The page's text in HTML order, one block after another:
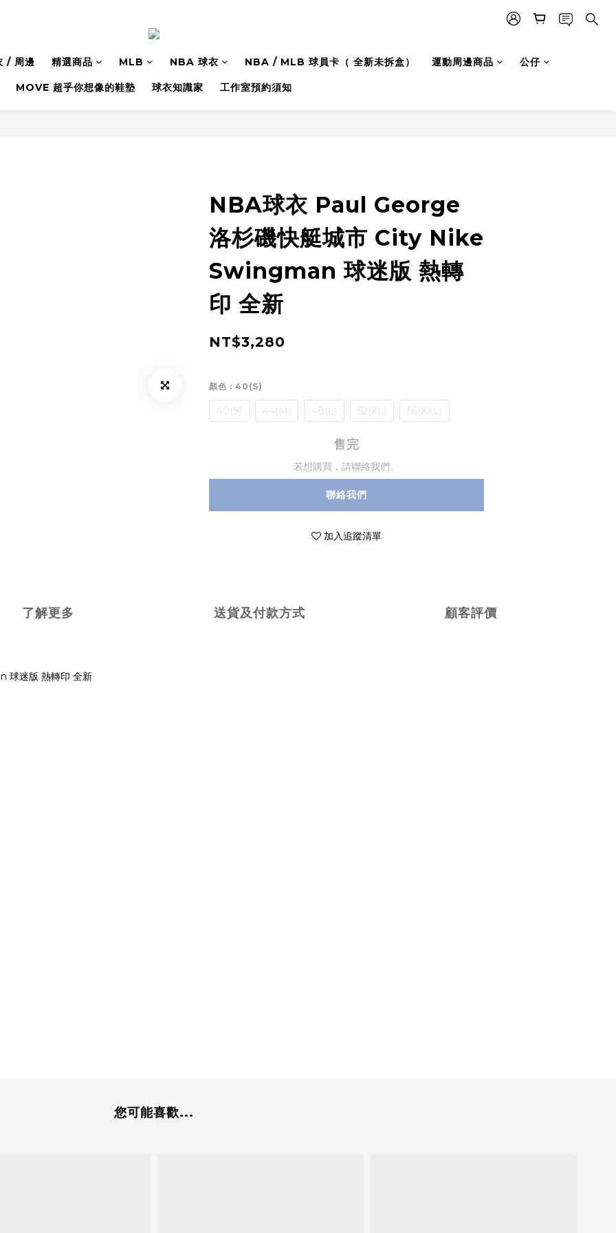
/ 周邊 精選商品 MLB NBA 球衣 NBA / MLB 球員卡（ 全新未拆盒） 運動周邊商品 公仔
MOVE 超乎你想像的鞋墊 球衣知識家 工作室預約須知
NBA球衣 Paul George
洛杉磯快艇城市 City Nike
Swingman 球迷版 熱轉
印 全新
NT$3,280
顏色 : 40(S)
40(S) 44(M) 48(L) 52(XL) 56(XXL)
售完
若想購買，請聯絡我們。
聯絡我們
加入追蹤清單
了解更多 送貨及付款方式 顧客評價
球迷版 熱轉印 全新
您可能喜歡...